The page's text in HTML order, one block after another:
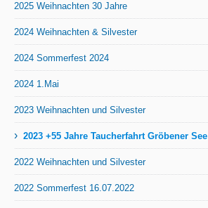
2025 Weihnachten 30 Jahre
2024 Weihnachten & Silvester
2024 Sommerfest 2024
2024 1.Mai
2023 Weihnachten und Silvester
› 2023 +55 Jahre Taucherfahrt Gröbener See
2022 Weihnachten und Silvester
2022 Sommerfest 16.07.2022